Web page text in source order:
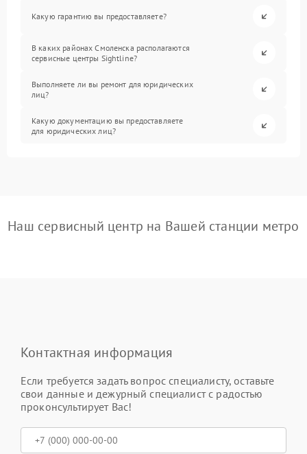
Какую гарантию вы предоставляете?
В каких районах Смоленска располагаются
сервисные центры Sightline?
Выполняете ли вы ремонт для юридических
лиц?
Какую документацию вы предоставляете
для юридических лиц?
Наш сервисный центр на Вашей станции метро
Контактная информация
Если требуется задать вопрос специалисту, оставьте
свои данные и дежурный специалист с радостью
проконсультирует Вас!